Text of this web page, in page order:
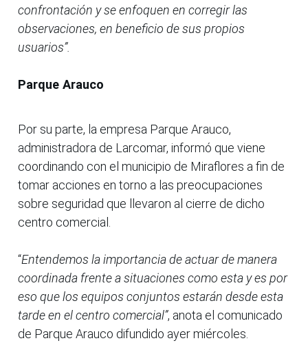
confrontación y se enfoquen en corregir las
observaciones, en beneficio de sus propios
usuarios”.
Parque Arauco
Por su parte, la empresa Parque Arauco,
administradora de Larcomar, informó que viene
coordinando con el municipio de Miraflores a fin de
tomar acciones en torno a las preocupaciones
sobre seguridad que llevaron al cierre de dicho
centro comercial.
“Entendemos la importancia de actuar de manera
coordinada frente a situaciones como esta y es por
eso que los equipos conjuntos estarán desde esta
tarde en el centro comercial”, anota el comunicado
de Parque Arauco difundido ayer miércoles.